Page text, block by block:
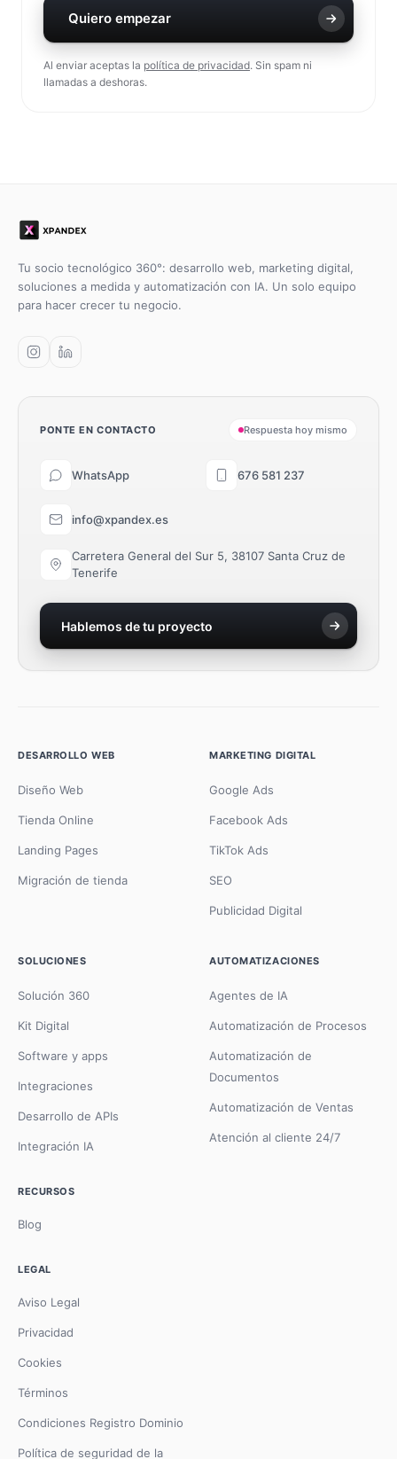
Quiero empezar
Al enviar aceptas la política de privacidad. Sin spam ni
llamadas a deshoras.
Tu socio tecnológico 360°: desarrollo web, marketing digital,
soluciones a medida y automatización con IA. Un solo equipo
para hacer crecer tu negocio.
PONTE EN CONTACTO Respuesta hoy mismo
WhatsApp 676 581 237
info@xpandex.es
Carretera General del Sur 5, 38107 Santa Cruz de
Tenerife
Hablemos de tu proyecto
DESARROLLO WEB
Diseño Web
Tienda Online
Landing Pages
Migración de tienda
MARKETING DIGITAL
Google Ads
Facebook Ads
TikTok Ads
SEO
Publicidad Digital
SOLUCIONES
Solución 360
Kit Digital
Software y apps
Integraciones
Desarrollo de APIs
Integración IA
AUTOMATIZACIONES
Agentes de IA
Automatización de Procesos
Automatización de
Documentos
Automatización de Ventas
Atención al cliente 24/7
RECURSOS
Blog
LEGAL
Aviso Legal
Privacidad
Cookies
Términos
Condiciones Registro Dominio
Política de seguridad de la